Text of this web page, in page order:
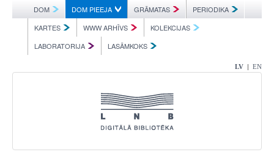
DOM DOM PIEEJA GRĀMATAS
PERIODIKA
KARTES
WWW ARHĪVS
KOLEKCIJAS
LABORATORIJA
LASĀMKOKS
LV | EN